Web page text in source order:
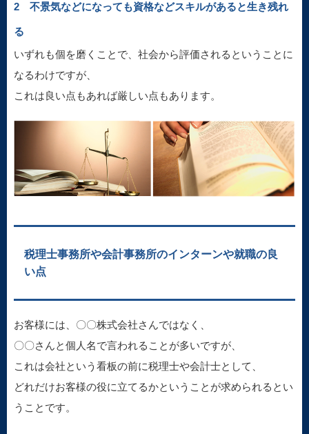
2 不景気などになっても資格などスキルがあると生き残れ
る
いずれも個を磨くことで、社会から評価されるということに
なるわけですが、
これは良い点もあれば厳しい点もあります。
税理士事務所や会計事務所のインターンや就職の良
い点
お客様には、〇〇株式会社さんではなく、
〇〇さんと個人名で言われることが多いですが、
これは会社という看板の前に税理士や会計士として、
どれだけお客様の役に立てるかということが求められるとい
うことです。